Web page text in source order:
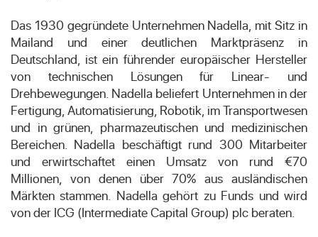
Das 1930 gegründete Unternehmen Nadella, mit Sitz in
Mailand und einer deutlichen Marktpräsenz in
Deutschland, ist ein führender europäischer Hersteller
von technischen Lösungen für Linear- und
Drehbewegungen. Nadella beliefert Unternehmen in der
Fertigung, Automatisierung, Robotik, im Transportwesen
und in grünen, pharmazeutischen und medizinischen
Bereichen. Nadella beschäftigt rund 300 Mitarbeiter
und erwirtschaftet einen Umsatz von rund €70
Millionen, von denen über 70% aus ausländischen
Märkten stammen. Nadella gehört zu Funds und wird
von der ICG (Intermediate Capital Group) plc beraten.